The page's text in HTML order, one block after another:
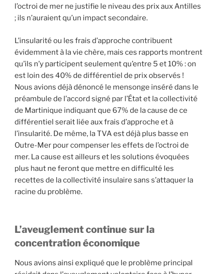
l’octroi de mer ne justifie le niveau des prix aux Antilles
; ils n’auraient qu’un impact secondaire.
L’insularité ou les frais d’approche contribuent
évidemment à la vie chère, mais ces rapports montrent
qu’ils n’y participent seulement qu’entre 5 et 10% : on
est loin des 40% de différentiel de prix observés !
Nous avions déjà dénoncé le mensonge inséré dans le
préambule de l’accord signé par l’État et la collectivité
de Martinique indiquant que 67% de la cause de ce
différentiel serait liée aux frais d’approche et à
l’insularité. De même, la TVA est déjà plus basse en
Outre-Mer pour compenser les effets de l’octroi de
mer. La cause est ailleurs et les solutions évoquées
plus haut ne feront que mettre en difficulté les
recettes de la collectivité insulaire sans s’attaquer la
racine du problème.
L’aveuglement continue sur la
concentration économique
Nous avions ainsi expliqué que le problème principal